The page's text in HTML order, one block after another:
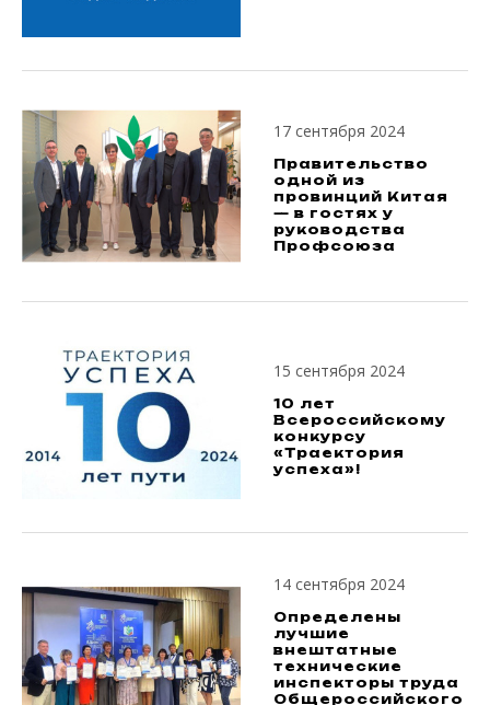
17 сентября 2024
Правительство
одной из
провинций Китая
— в гостях у
руководства
Профсоюза
15 сентября 2024
10 лет
Всероссийскому
конкурсу
«Траектория
успеха»!
14 сентября 2024
Определены
лучшие
внештатные
технические
инспекторы труда
Общероссийского